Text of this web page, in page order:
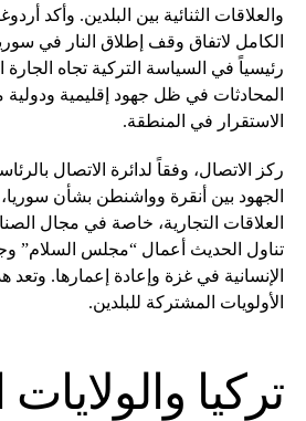
والعلاقات الثنائية بين البلدين. وأكد
الكامل لاتفاق وقف إطلاق النار في
رئيسياً في السياسة التركية تجاه الجارة
المحادثات في ظل جهود إقليمية ودولية
الاستقرار في المنطقة.
ركز الاتصال، وفقاً لدائرة الاتصال
الجهود بين أنقرة وواشنطن بشأن
العلاقات التجارية، خاصة في مجال
تناول الحديث أعمال “مجلس السلام”
الإنسانية في غزة وإعادة إعمارها. وتعد
الأولويات المشتركة للبلدين.
تركيا